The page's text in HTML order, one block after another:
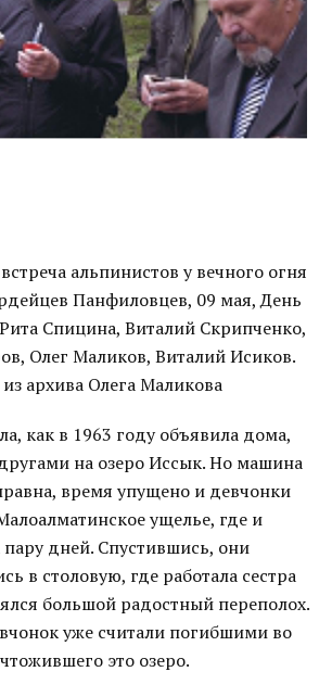
альпинистов у вечного огня
Панфиловцев, 09 мая, День
Спицина, Виталий Скрипченко,
Олег Маликов, Виталий Исиков.
архива Олега Маликова
как в 1963 году объявила дома,
на озеро Иссык. Но машина
время упущено и девчонки
ущелье, где и
дней. Спустившись, они
в столовую, где работала сестра
большой радостный переполох.
уже считали погибшими во
это озеро.